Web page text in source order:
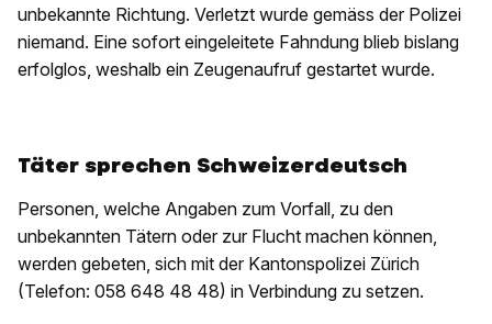
unbekannte Richtung. Verletzt wurde gemäss der Polizei
niemand. Eine sofort eingeleitete Fahndung blieb bislang
erfolglos, weshalb ein Zeugenaufruf gestartet wurde.
Täter sprechen Schweizerdeutsch
Personen, welche Angaben zum Vorfall, zu den
unbekannten Tätern oder zur Flucht machen können,
werden gebeten, sich mit der Kantonspolizei Zürich
(Telefon: 058 648 48 48) in Verbindung zu setzen.